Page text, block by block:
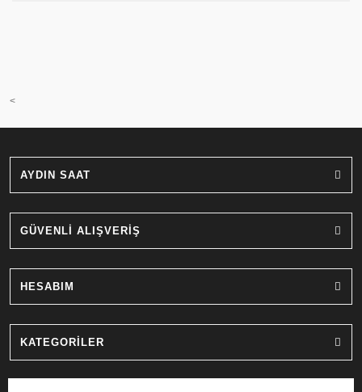
<
AYDIN SAAT
GÜVENLİ ALIŞVERİŞ
HESABIM
KATEGORİLER